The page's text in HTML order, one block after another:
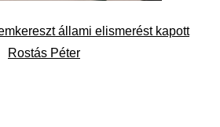
állami elismerést kapott
Rostás Péter